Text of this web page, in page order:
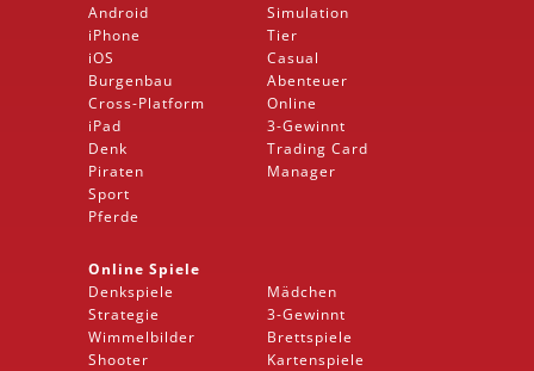
Android
iPhone
iOS
Burgenbau
Cross-Platform
iPad
Denk
Piraten
Sport
Pferde
Simulation
Tier
Casual
Abenteuer
Online
3-Gewinnt
Trading Card
Manager
Online Spiele
Denkspiele
Strategie
Wimmelbilder
Shooter
Mädchen
3-Gewinnt
Brettspiele
Kartenspiele